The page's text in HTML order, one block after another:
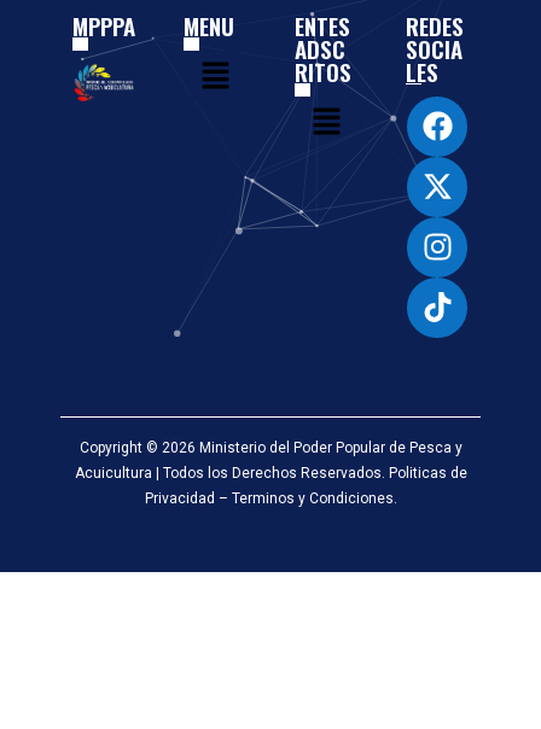
MPPPA MENU ENTES
ADSC
RITOS
REDES
SOCIA
LES
Copyright © 2026 Ministerio del Poder Popular de Pesca y
Acuicultura | Todos los Derechos Reservados. Politicas de
Privacidad – Terminos y Condiciones.